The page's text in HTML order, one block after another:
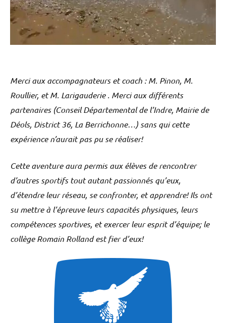
Merci aux accompagnateurs et coach : M. Pinon, M.
Roullier, et M. Larigauderie . Merci aux différents
partenaires (Conseil Départemental de l’Indre, Mairie de
Déols, District 36, La Berrichonne…) sans qui cette
expérience n’aurait pas pu se réaliser!
Cette aventure aura permis aux élèves de rencontrer
d’autres sportifs tout autant passionnés qu’eux,
d’étendre leur réseau, se confronter, et apprendre! Ils ont
su mettre à l’épreuve leurs capacités physiques, leurs
compétences sportives, et exercer leur esprit d’équipe; le
collège Romain Rolland est fier d’eux!